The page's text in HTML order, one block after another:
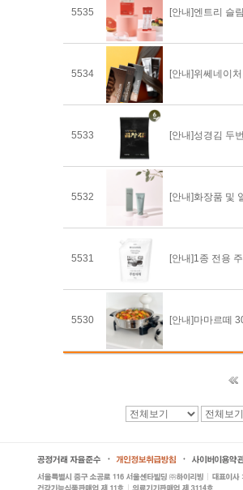
5535 [안내]엔트리 슬
5534 [안내]위쎄네이
5533 [안내]성경김 두
5532 [안내]화장품 및
5531 [안내]1종 전용
5530 [안내]마마르떼